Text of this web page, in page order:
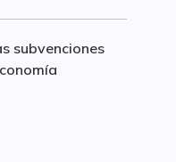
subvenciones